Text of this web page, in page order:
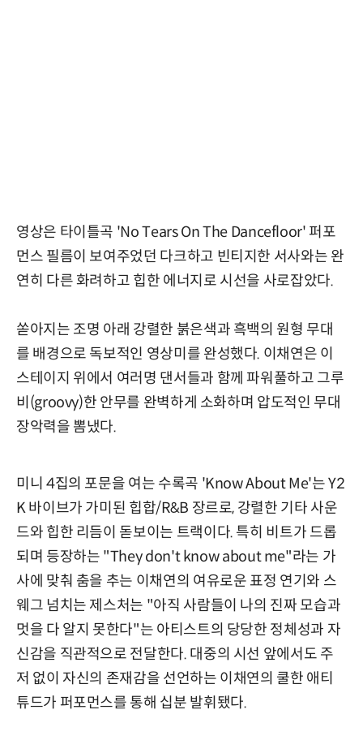
영상은 타이틀곡 'No Tears On The Dancefloor' 퍼포
먼스 필름이 보여주었던 다크하고 빈티지한 서사와는 완
연히 다른 화려하고 힙한 에너지로 시선을 사로잡았다.
쏟아지는 조명 아래 강렬한 붉은색과 흑백의 원형 무대
를 배경으로 독보적인 영상미를 완성했다. 이채연은 이
스테이지 위에서 여러명 댄서들과 함께 파워풀하고 그루
비(groovy)한 안무를 완벽하게 소화하며 압도적인 무대
장악력을 뽐냈다.
미니 4집의 포문을 여는 수록곡 'Know About Me'는 Y2
K 바이브가 가미된 힙합/R&B 장르로, 강렬한 기타 사운
드와 힙한 리듬이 돋보이는 트랙이다. 특히 비트가 드롭
되며 등장하는 "They don't know about me"라는 가
사에 맞춰 춤을 추는 이채연의 여유로운 표정 연기와 스
웨그 넘치는 제스처는 "아직 사람들이 나의 진짜 모습과
멋을 다 알지 못한다"는 아티스트의 당당한 정체성과 자
신감을 직관적으로 전달한다. 대중의 시선 앞에서도 주
저 없이 자신의 존재감을 선언하는 이채연의 쿨한 애티
튜드가 퍼포먼스를 통해 십분 발휘됐다.